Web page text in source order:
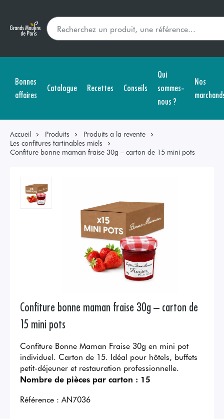
Bonnes
affaires
Catalogue Recettes Conseils
Qui
sommes-
nous ?
Nos
Accueil Produits
Produits a la revente
Les confitures tartinables miels
Confiture bonne maman fraise 30g – carton de 15 mini pots
Confiture bonne maman fraise 30g – carton de
15 mini pots
Confiture Bonne Maman Fraise 30g en mini pot
individuel. Carton de 15. Idéal pour hôtels, buffets
petit-déjeuner et restauration professionnelle.
Nombre de pièces par carton : 15
Référence : AN7036